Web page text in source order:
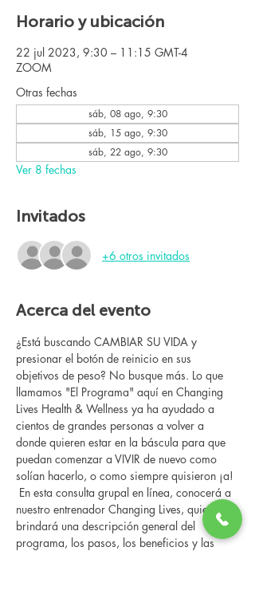
Horario y ubicación
22 jul 2023, 9:30 – 11:15 GMT-4
ZOOM
Otras fechas
sáb, 08 ago, 9:30
sáb, 15 ago, 9:30
sáb, 22 ago, 9:30
Ver 8 fechas
Invitados
+6 otros invitados
Acerca del evento
¿Está buscando CAMBIAR SU VIDA y
presionar el botón de reinicio en sus
objetivos de peso? No busque más. Lo que
llamamos "El Programa" aquí en Changing
Lives Health & Wellness ya ha ayudado a
cientos de grandes personas a volver a
donde quieren estar en la báscula para que
puedan comenzar a VIVIR de nuevo como
solían hacerlo, o como siempre quisieron ¡a!
nuestro entrenador Changing Lives, quien le
brindará una descripción general del
programa, los pasos, los beneficios y las